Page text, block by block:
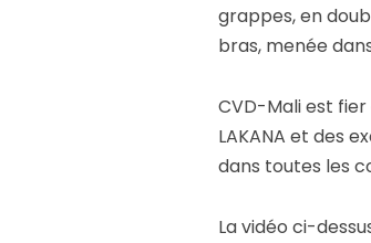
grappes, en
bras, menée
CVD-Mali est
LAKANA et des
dans toutes les
La vidéo ci-